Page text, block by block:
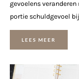
gevoelens
portie schuldgevoel
LEES MEER